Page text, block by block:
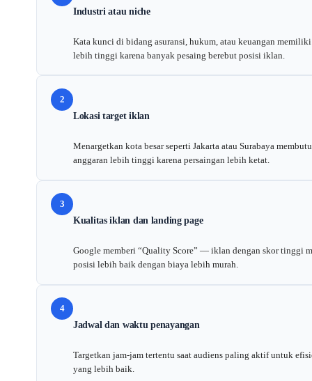
Industri atau niche
Kata kunci di bidang asuransi, hukum, atau keuangan
lebih tinggi karena banyak pesaing berebut posisi iklan.
2
Lokasi target iklan
Menargetkan kota besar seperti Jakarta atau Surabaya
anggaran lebih tinggi karena persaingan lebih ketat.
3
Kualitas iklan dan landing page
Google memberi “Quality Score” — iklan dengan skor tinggi
posisi lebih baik dengan biaya lebih murah.
4
Jadwal dan waktu penayangan
Targetkan jam-jam tertentu saat audiens paling aktif untuk
yang lebih baik.